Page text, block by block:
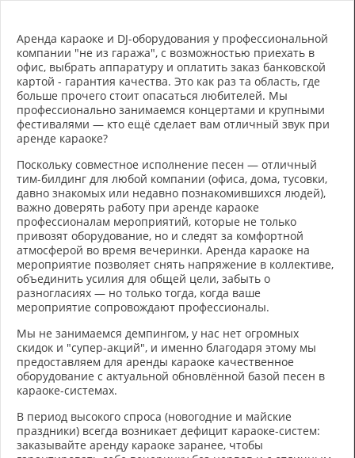
Аренда караоке и DJ-оборудования у профессиональной
компании "не из гаража", с возможностью приехать в
офис, выбрать аппаратуру и оплатить заказ банковской
картой - гарантия качества. Это как раз та область, где
больше прочего стоит опасаться любителей. Мы
профессионально занимаемся концертами и крупными
фестивалями — кто ещё сделает вам отличный звук при
аренде караоке?
Поскольку совместное исполнение песен — отличный
тим-билдинг для любой компании (офиса, дома, тусовки,
давно знакомых или недавно познакомившихся людей),
важно доверять работу при аренде караоке
профессионалам мероприятий, которые не только
привозят оборудование, но и следят за комфортной
атмосферой во время вечеринки. Аренда караоке на
мероприятие позволяет снять напряжение в коллективе,
объединить усилия для общей цели, забыть о
разногласиях — но только тогда, когда ваше
мероприятие сопровождают профессионалы.
Мы не занимаемся демпингом, у нас нет огромных
скидок и "супер-акций", и именно благодаря этому мы
предоставляем для аренды караоке качественное
оборудование с актуальной обновлённой базой песен в
караоке-системах.
В период высокого спроса (новогодние и майские
праздники) всегда возникает дефицит караоке-систем:
заказывайте аренду караоке заранее, чтобы